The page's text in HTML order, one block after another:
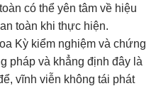
có thể yên tâm về hiệu
toàn khi thực hiện.
Kỳ kiểm nghiệm và chứng
pháp và khẳng định đây là
vĩnh viễn không tái phát